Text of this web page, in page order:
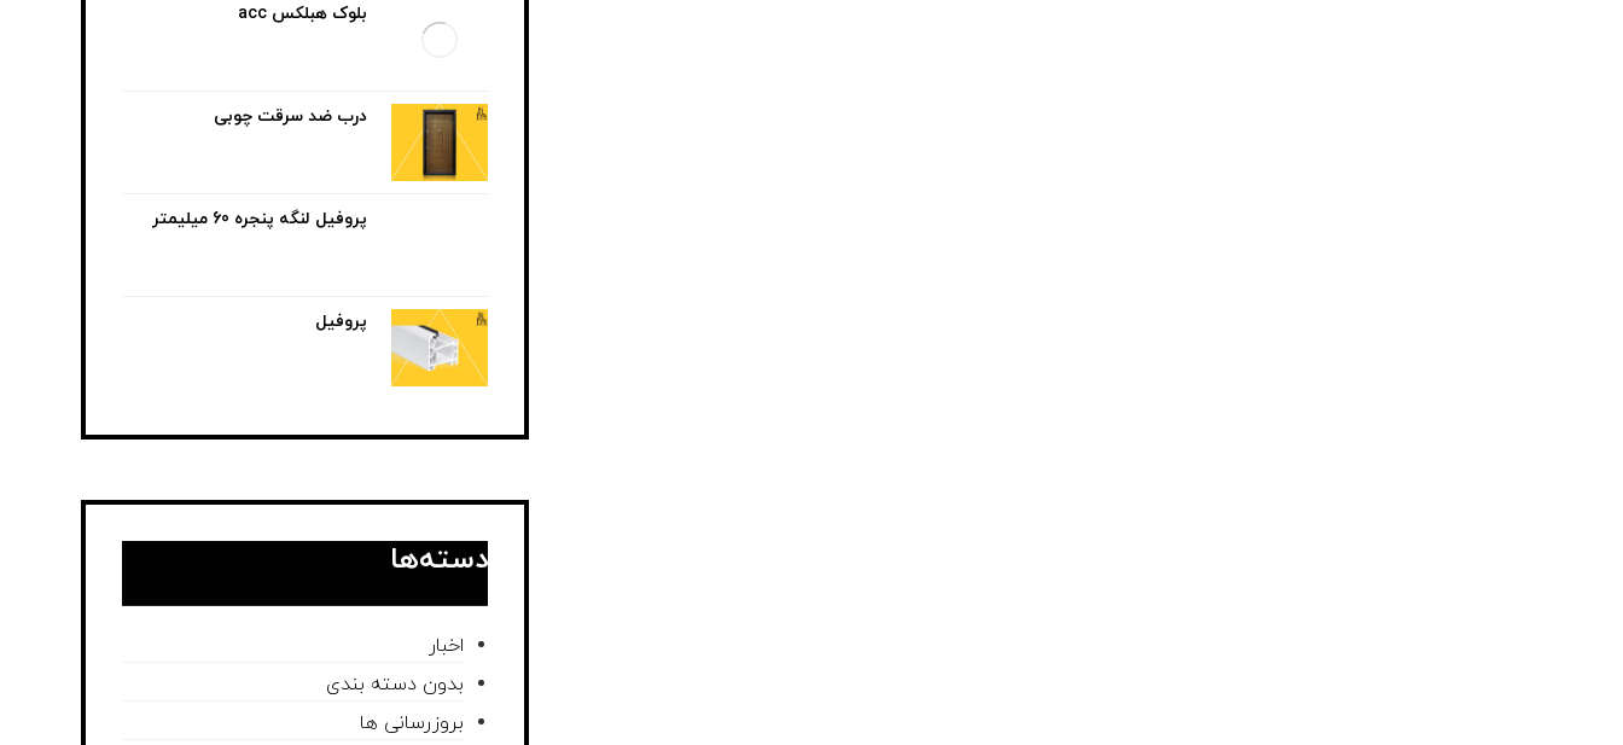
بلوک هبلکس acc
درب ضد سرقت چوبی
پروفیل لنگه پنجره 60 میلیمتر
پروفیل
دسته‌ها
اخبار
بدون دسته بندی
بروزرسانی ها